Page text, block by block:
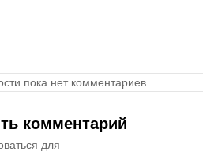
пока нет комментариев.
комментарий
для